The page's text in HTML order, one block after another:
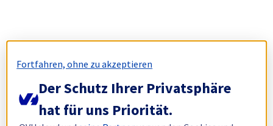
Fortfahren, ohne zu akzeptieren
Der Schutz Ihrer Privatsphäre
hat für uns Priorität.